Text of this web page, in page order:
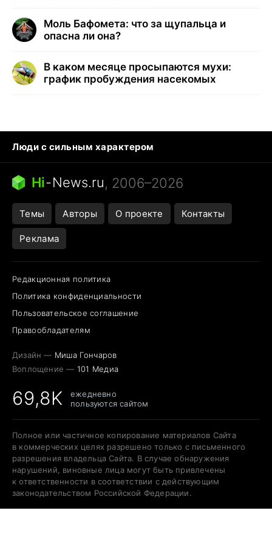
Моль Бафомета: что за щупальца и
опасна ли она?
В каком месяце просыпаются мухи:
график пробуждения насекомых
Люди с сильным характером
Кошка писает на кровать
Тунцы в океанариуме
Ядовитые пауки России
Города в ядерной войне
Открытие в Google Maps
Hi-News.ru, 2006–2026
Темы Авторы О проекте Контакты
Реклама
Редакционная политика
Политика конфиденциальности
Пользовательское соглашение
Правообладателям
Дизайн — Миша Гончаров
Воплощение — 101 Медиа
69,8K
ежедневно
пользуются сайтом
Полное или частичное копирование материалов Сайта
в коммерческих целях разрешено только с письменного
разрешения владельца Сайта. В случае обнаружения
нарушений, виновные лица могут быть привлечены
к ответственности в соответствии с действующим
законодательством Российской Федерации.